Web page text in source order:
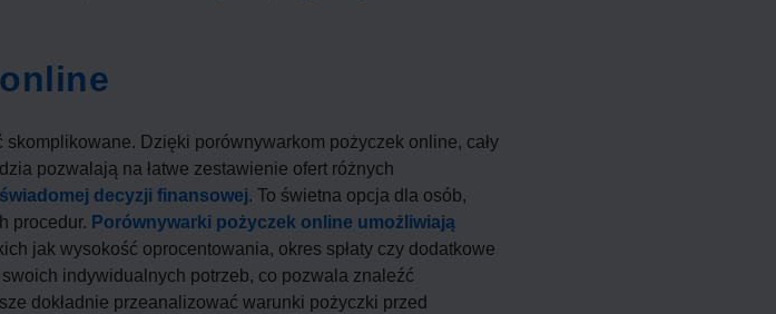
Dzięki porównywarkom pożyczek online, cały
pozwalają na łatwe zestawienie ofert różnych
decyzji finansowej. To świetna opcja dla osób,
procedur. Porównywarki pożyczek online umożliwiają
jak wysokość oprocentowania, okres spłaty czy dodatkowe
indywidualnych potrzeb, co pozwala znaleźć
dokładnie przeanalizować warunki pożyczki przed